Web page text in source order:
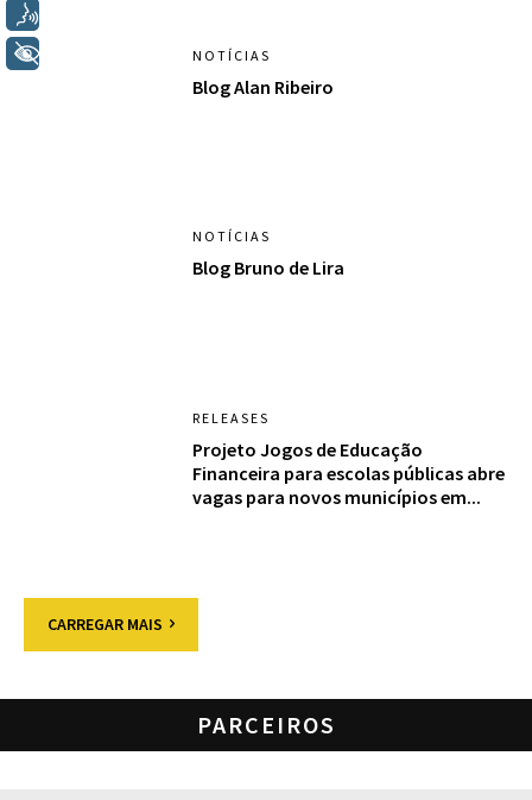
NOTÍCIAS
Blog Alan Ribeiro
NOTÍCIAS
Blog Bruno de Lira
RELEASES
Projeto Jogos de Educação
Financeira para escolas públicas abre
vagas para novos municípios em...
CARREGAR MAIS
PARCEIROS
+ Acessibilidade